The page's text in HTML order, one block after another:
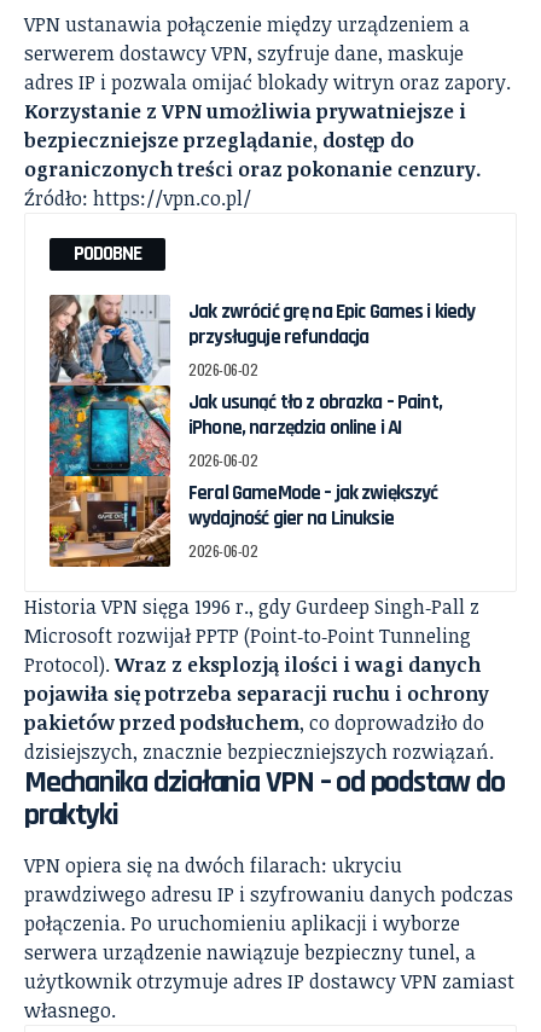
VPN ustanawia połączenie między urządzeniem a
serwerem dostawcy VPN, szyfruje dane, maskuje
adres IP i pozwala omijać blokady witryn oraz zapory.
Korzystanie z VPN umożliwia prywatniejsze i
bezpieczniejsze przeglądanie, dostęp do
ograniczonych treści oraz pokonanie cenzury.
Źródło: https://vpn.co.pl/
PODOBNE
Jak zwrócić grę na Epic Games i kiedy
przysługuje refundacja
2026-06-02
Jak usunąć tło z obrazka – Paint,
iPhone, narzędzia online i AI
2026-06-02
Feral GameMode – jak zwiększyć
wydajność gier na Linuksie
2026-06-02
Historia VPN sięga 1996 r., gdy Gurdeep Singh‑Pall z
Microsoft rozwijał PPTP (Point‑to‑Point Tunneling
Protocol).Wraz z eksplozją ilości i wagi danych
pojawiła się potrzeba separacji ruchu i ochrony
pakietów przed podsłuchem, co doprowadziło do
dzisiejszych, znacznie bezpieczniejszych rozwiązań.
Mechanika działania VPN – od podstaw do
praktyki
VPN opiera się na dwóch filarach: ukryciu
prawdziwego adresu IP i szyfrowaniu danych podczas
połączenia. Po uruchomieniu aplikacji i wyborze
serwera urządzenie nawiązuje bezpieczny tunel, a
użytkownik otrzymuje adres IP dostawcy VPN zamiast
własnego.